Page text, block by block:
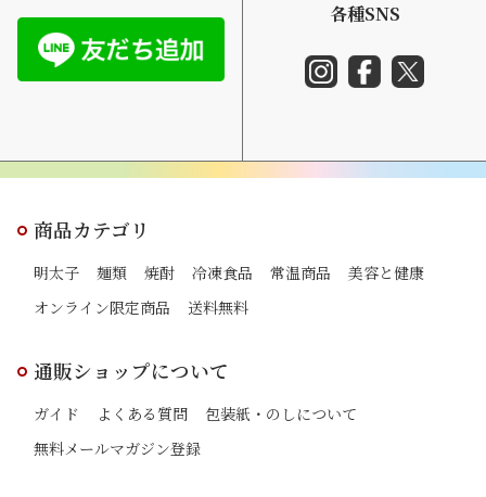
各種SNS
商品カテゴリ
明太子 麺類 焼酎 冷凍食品 常温商品
美容と健康
オンライン限定商品
送料無料
通販ショップについて
ガイド よくある質問
包装紙・のしについて
無料メールマガジン登録